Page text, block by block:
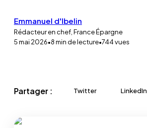
Emmanuel d'Ibelin
Rédacteur en chef, France Épargne
5 mai 2026•8min de lecture•744vues
Partager : Twitter LinkedIn